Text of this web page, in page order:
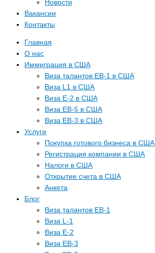
Новости
Вакансии
Контакты
Главная
О нас
Иммиграция в США
Виза талантов EB-1 в США
Виза L1 в США
Виза E-2 в США
Виза EB-5 в США
Виза EB-3 в США
Услуги
Покупка готового бизнеса в США
Регистрация компании в США
Налоги в США
Открытие счета в США
Анкета
Блог
Виза талантов EB-1
Виза L-1
Виза E-2
Виза EB-3